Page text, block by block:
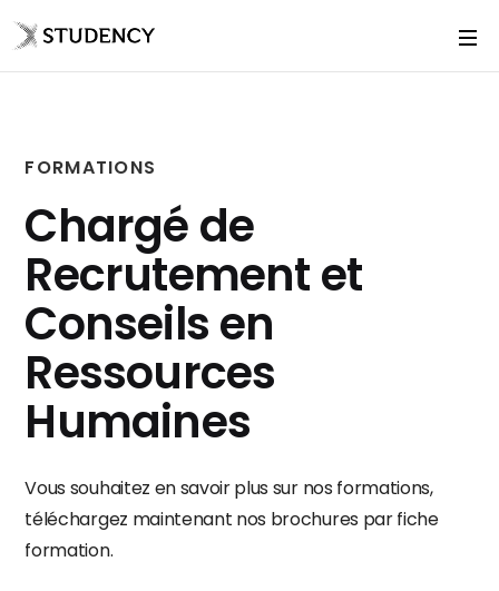
FORMATIONS
Chargé de
Recrutement et
Conseils en
Ressources
Humaines
Vous souhaitez en savoir plus sur nos formations,
téléchargez maintenant nos brochures par fiche
formation.